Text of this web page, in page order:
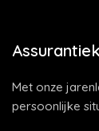
Met onze
persoonlijke